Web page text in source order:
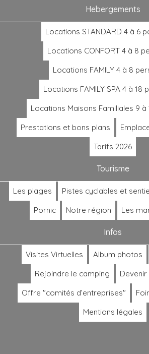
Hebergements
Locations STANDARD 4 à 6
Locations CONFORT 4 à 8
Locations FAMILY 4 à 8
Locations FAMILY SPA 4 à 18
Locations Maisons Familiales 9 à
Prestations et bons plans
Tarifs 2026
Tourisme
Les plages
Pistes cyclables et
Pornic
Notre région Les
Infos
Visites Virtuelles Album photos
Rejoindre le camping
Offre "comités d’entreprises"
Mentions légales